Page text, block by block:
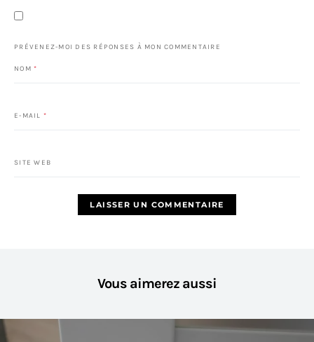
PRÉVENEZ-MOI DES RÉPONSES À MON COMMENTAIRE
NOM *
E-MAIL *
SITE WEB
Vous aimerez aussi